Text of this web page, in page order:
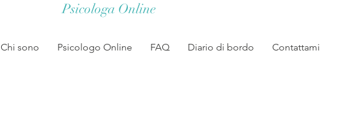
Psicologa Online
Chi sono Psicologo Online FAQ Diario di bordo Contattami